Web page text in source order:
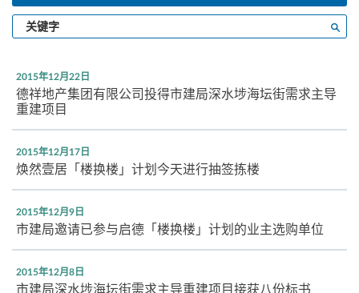
输
入
键
字
2015年12月22日
德祥地产集团有限公司投得市建局深水埗海坛街需求主导
重建项目
2015年12月17日
焕然壹居「楼换楼」计划今天进行抽签拣楼
2015年12月9日
市建局邀请已参与启德「楼换楼」计划的业主选购单位
2015年12月8日
市建局深水埗海坛街需求主导重建项目接获八份标书